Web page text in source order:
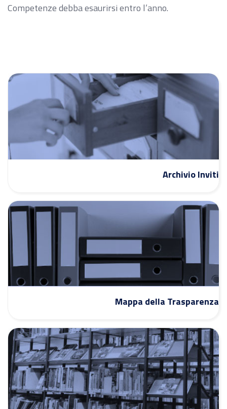
Competenze debba esaurirsi entro l’anno.
Archivio Inviti
Mappa della Trasparenza